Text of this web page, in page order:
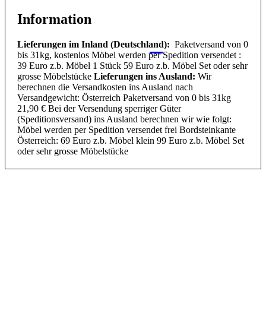
Information
Lieferungen im Inland (Deutschland): Paketversand von 0
bis 31kg, kostenlos Möbel werden per Spedition versendet :
39 Euro z.b. Möbel 1 Stück 59 Euro z.b. Möbel Set oder sehr
grosse Möbelstücke Lieferungen ins Ausland: Wir
berechnen die Versandkosten ins Ausland nach
Versandgewicht: Österreich Paketversand von 0 bis 31kg
21,90 € Bei der Versendung sperriger Güter
(Speditionsversand) ins Ausland berechnen wir wie folgt:
Möbel werden per Spedition versendet frei Bordsteinkante
Österreich: 69 Euro z.b. Möbel klein 99 Euro z.b. Möbel Set
oder sehr grosse Möbelstücke